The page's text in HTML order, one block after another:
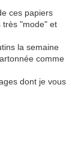
ces papiers
très "mode" et
la semaine
comme
dont je vous